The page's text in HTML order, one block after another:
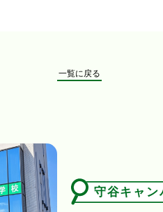
一覧に戻る
守谷キャ